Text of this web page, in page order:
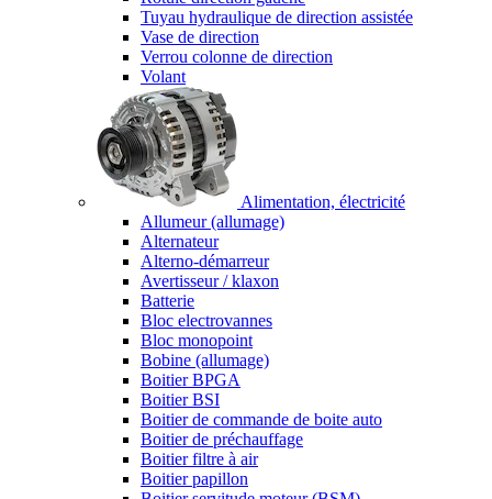
Tuyau hydraulique de direction assistée
Vase de direction
Verrou colonne de direction
Volant
Alimentation, électricité
Allumeur (allumage)
Alternateur
Alterno-démarreur
Avertisseur / klaxon
Batterie
Bloc electrovannes
Bloc monopoint
Bobine (allumage)
Boitier BPGA
Boitier BSI
Boitier de commande de boite auto
Boitier de préchauffage
Boitier filtre à air
Boitier papillon